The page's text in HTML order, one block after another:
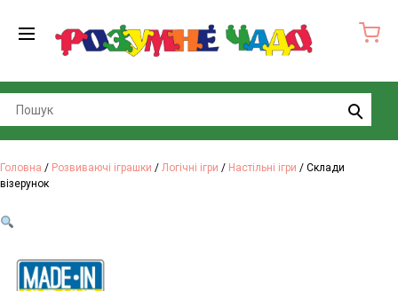
Головна / Розвиваючі іграшки / Логічні ігри / Настільні ігри / Склади
візерунок